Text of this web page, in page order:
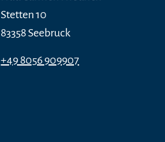
Stetten 10
83358 Seebruck
+49 8056 909907